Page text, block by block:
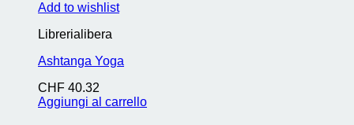
Add to wishlist
Librerialibera
Ashtanga Yoga
CHF 40.32
Aggiungi al carrello